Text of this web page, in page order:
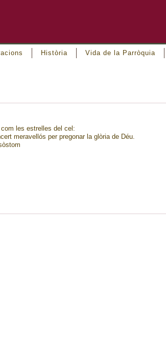
Història Vida de la Parròquia
les estrelles del cel:
meravellós per pregonar la glòria de Déu.